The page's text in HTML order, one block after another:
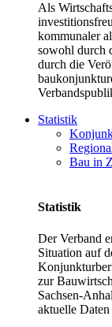
Als
kommunaler
sowohl durch
durch die
Statistik
Bau in
Statistik
Der Verband
Situation auf
zur
Sachsen-
aktuelle